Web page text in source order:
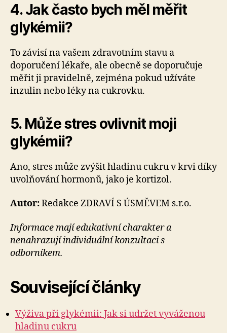
4. Jak často bych měl měřit
glykémii?
To závisí na vašem zdravotním stavu a
doporučení lékaře, ale obecně se doporučuje
měřit ji pravidelně, zejména pokud užíváte
inzulin nebo léky na cukrovku.
5. Může stres ovlivnit moji
glykémii?
Ano, stres může zvýšit hladinu cukru v krvi díky
uvolňování hormonů, jako je kortizol.
Autor:Redakce ZDRAVÍ S ÚSMĚVEM s.r.o.
Informace mají edukativní charakter a
nenahrazují individuální konzultaci s
odborníkem.
Související články
Výživa při glykémii: Jak si udržet vyváženou
hladinu cukru